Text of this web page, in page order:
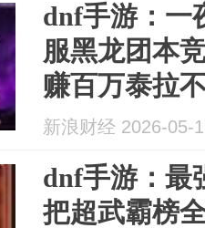
dnf手游：一
服黑龙团本
赚百万泰拉
好泰拉！
新浪财经 2026-05-
dnf手游：最
把超武霸榜